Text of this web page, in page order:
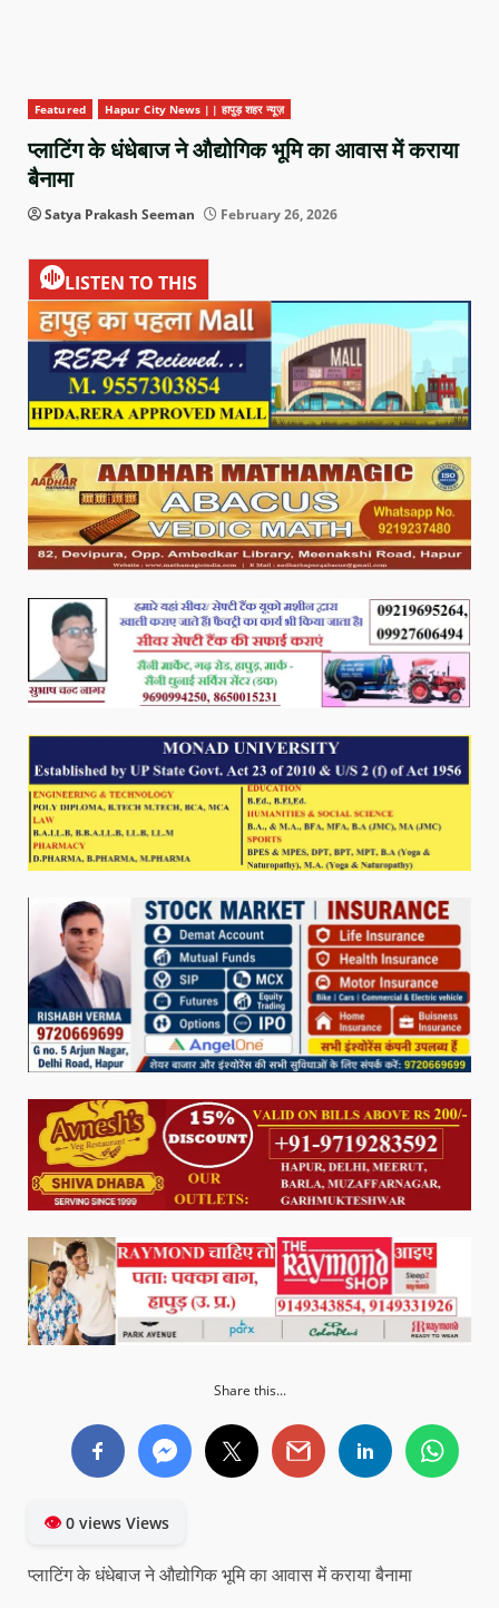
Featured Hapur City News || हापुड़ शहर न्यूज़
प्लाटिंग के धंधेबाज ने औद्योगिक भूमि का आवास में कराया
बैनामा
Satya Prakash Seeman February 26, 2026
LISTEN TO THIS
Share this...
👁0 views Views
प्लाटिंग के धंधेबाज ने औद्योगिक भूमि का आवास में कराया बैनामा